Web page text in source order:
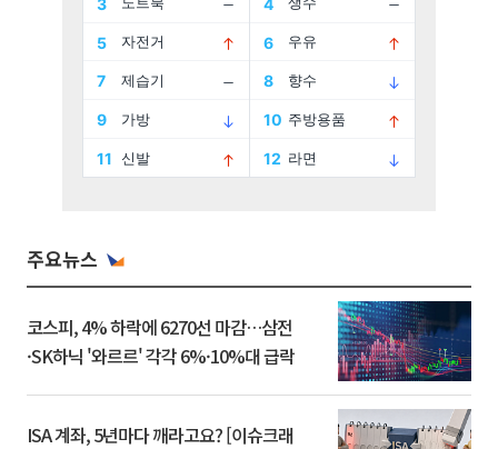
주요뉴스
코스피, 4% 하락에 6270선 마감…삼전
·SK하닉 '와르르' 각각 6%·10%대 급락
ISA 계좌, 5년마다 깨라고요? [이슈크래